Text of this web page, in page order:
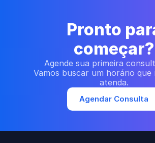
Pronto
começar?
Agende sua primeira
Vamos buscar um horário que
atenda.
Agendar Consulta